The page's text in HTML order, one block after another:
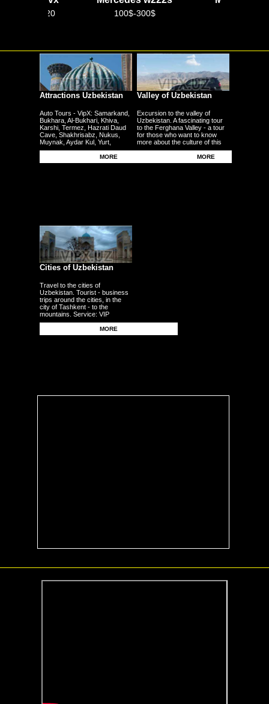
99 8212020 100$-300$
Attractions Uzbekistan
Auto Tours - VipX: Samarkand,
Bukhara, Al-Bukhari, Khiva,
Karshi, Termez, Hazrati Daud
Cave, Shakhrisabz, Nukus,
Muynak, Aydar Kul, Yurt,
Ferghana, Andijan, Namangan,
MORE
Valley of Uzbekistan
Excursion to the valley of
Uzbekistan. A fascinating tour
to the Ferghana Valley - a tour
for those who want to know
more about the culture of this
region - the fertile plains - the
Uzbek traditional craft.MORE
Cities of Uzbekistan
Travel to the cities of
Uzbekistan. Tourist - business
trips around the cities, in the
city of Tashkent - to the
mountains. Service: VIP
persons, delegations,
businessmen, tourists, guests,
corporate clients - individuals.
MORE